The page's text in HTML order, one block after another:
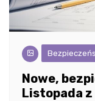
Nowe,
Listopada z